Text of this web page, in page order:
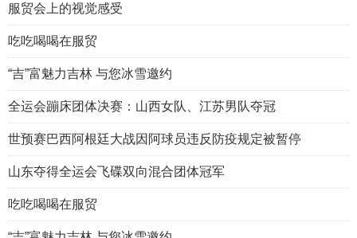
服贸会上的视觉感受
吃吃喝喝在服贸
“吉”富魅力吉林 与您冰雪邀约
全运会蹦床团体决赛：山西女队、江苏男队夺冠
世预赛巴西阿根廷大战因阿球员违反防疫规定被暂停
山东夺得全运会飞碟双向混合团体冠军
吃吃喝喝在服贸